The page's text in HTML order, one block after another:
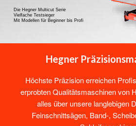
Die Hegner Multicut Serie
Vielfache Testsieger
Mit Modellen für Beginner bis Profi
Hegner
Höchste Präzision erreichen
erprobten Qualitätsmaschinen von
alles über unsere langlebigen
Feinschnittsägen, Band-,